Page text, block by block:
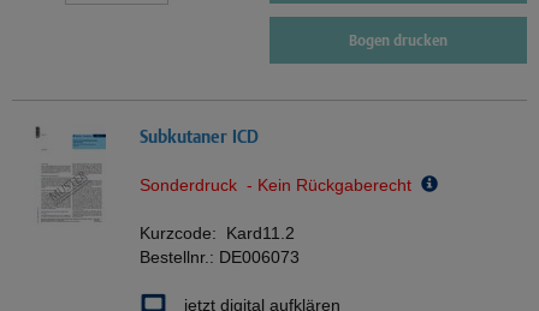
Bogen drucken
Subkutaner ICD
Sonderdruck - Kein Rückgaberecht
Kurzcode: Kard11.2
Bestellnr.: DE006073
jetzt digital aufklären